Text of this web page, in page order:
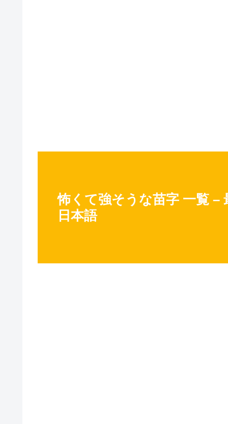
怖くて強そうな苗字 一覧 –
日本語